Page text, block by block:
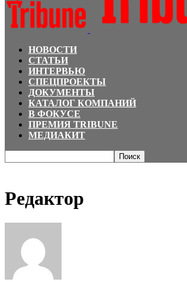
НОВОСТИ
СТАТЬИ
ИНТЕРВЬЮ
СПЕЦПРОЕКТЫ
ДОКУМЕНТЫ
КАТАЛОГ КОМПАНИЙ
В ФОКУСЕ
ПРЕМИЯ TRIBUNE
МЕДИАКИТ
Редактор